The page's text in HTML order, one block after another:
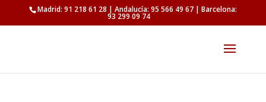
Madrid: 91 218 61 28 | Andalucía: 95 566 49 67 | Barcelona:
93 299 09 74